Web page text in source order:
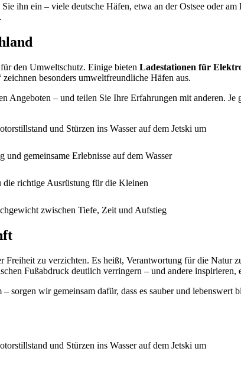
ihn ein – viele deutsche Häfen, etwa an der Ostsee oder
den Umweltschutz. Einige bieten Ladestationen für
besonders umweltfreundliche Häfen aus.
Angeboten – und teilen Sie Ihre Erfahrungen mit anderen.
und Stürzen ins Wasser auf dem Jetski um
gemeinsame Erlebnisse auf dem Wasser
die richtige Ausrüstung für die Kleinen
zwischen Tiefe, Zeit und Aufstieg
Freiheit zu verzichten. Es heißt, Verantwortung für die Natur
Fußabdruck deutlich verringern – und andere inspirieren,
sorgen wir gemeinsam dafür, dass es sauber und lebenswert
und Stürzen ins Wasser auf dem Jetski um